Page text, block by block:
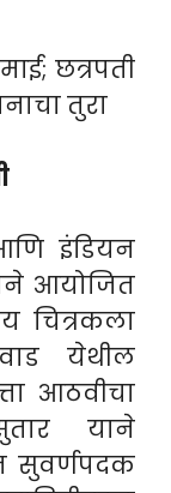
छत्रपती
तुरा
इंडियन
आयोजित
चित्रकला
येथील
आठवीचा
याने
सुवर्णपदक